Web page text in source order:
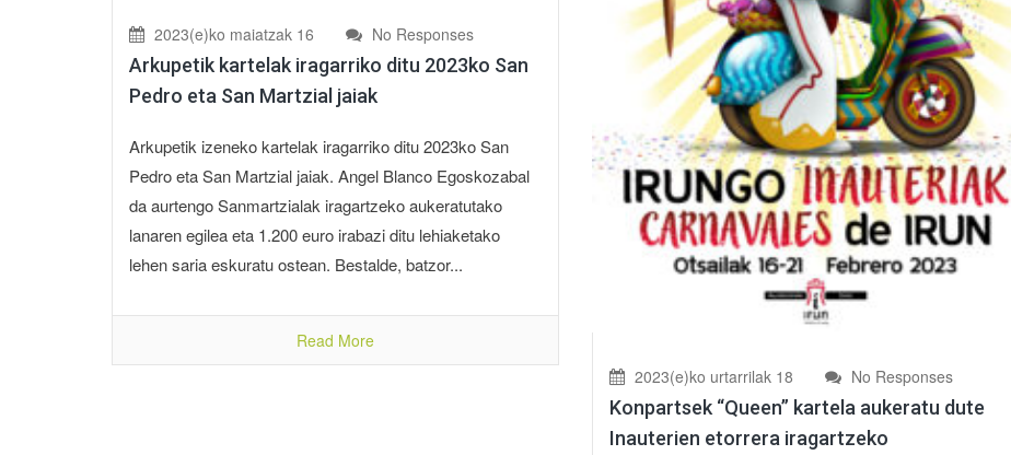
2023(e)ko maiatzak 16 No Responses
Arkupetik kartelak iragarriko ditu 2023ko San
Pedro eta San Martzial jaiak
Arkupetik izeneko kartelak iragarriko ditu 2023ko San
Pedro eta San Martzial jaiak. Angel Blanco Egoskozabal
da aurtengo Sanmartzialak iragartzeko aukeratutako
lanaren egilea eta 1.200 euro irabazi ditu lehiaketako
lehen saria eskuratu ostean. Bestalde, batzor...
Read More
2023(e)ko urtarrilak 18
No Responses
Konpartsek “Queen” kartela aukeratu dute
Inauterien etorrera iragartzeko